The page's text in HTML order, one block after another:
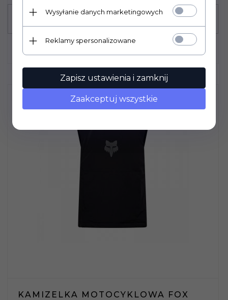
KAMIZELKA MOTOCYKLOWA FOX
Wysyłanie danych marketingowych
Reklamy spersonalizowane
Zapisz ustawienia i zamknij
Zaakceptuj wszystkie